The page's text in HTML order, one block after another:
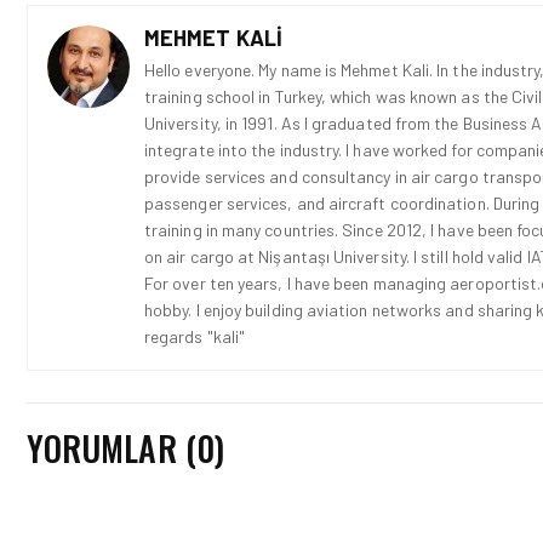
MEHMET KALI
Hello everyone. My name is Mehmet Kali. In the
training school in Turkey, which was known as the
University, in 1991. As I graduated from the
integrate into the industry. I have worked for
provide services and consultancy in air cargo
passenger services, and aircraft coordination.
training in many countries. Since 2012, I have been
on air cargo at Nişantaşı University. I still hold valid
For over ten years, I have been managing
hobby. I enjoy building aviation networks and
regards "kali"
YORUMLAR (0)